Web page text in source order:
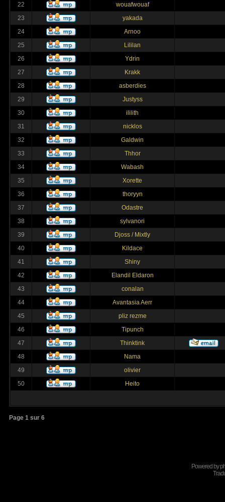
22
wouafwouaf
23
yakada
24
Arnoo
25
Lililan
26
Ydrin
27
Krakk
28
asberdies
29
Justyss
30
ililith
31
nicklos
32
Galdwin
33
Thhor
34
Wabash
35
Xorette
36
thoryyn
37
Odastre
38
sylvanori
39
Djoss / Mixtly
40
Kildace
41
Shiny
42
Elandil Eldaron
43
conalan
44
Avantasia Aerr
45
pliz rezme
46
Tipunch
47
Thinktink
48
Nama
49
olivier
50
Heito
Page 1 sur 6
Powered by